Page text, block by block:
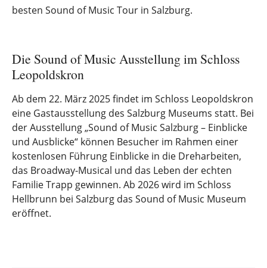
besten Sound of Music Tour in Salzburg.
Die Sound of Music Ausstellung im Schloss
Leopoldskron
Ab dem 22. März 2025 findet im Schloss Leopoldskron
eine Gastausstellung des Salzburg Museums statt. Bei
der Ausstellung „Sound of Music Salzburg – Einblicke
und Ausblicke“ können Besucher im Rahmen einer
kostenlosen Führung Einblicke in die Dreharbeiten,
das Broadway-Musical und das Leben der echten
Familie Trapp gewinnen. Ab 2026 wird im Schloss
Hellbrunn bei Salzburg das Sound of Music Museum
eröffnet.